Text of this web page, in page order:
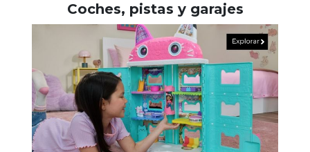
Coches, pistas y garajes